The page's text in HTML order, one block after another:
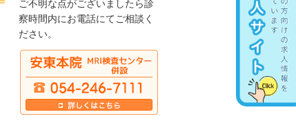
ご不明な点がございましたら診
察時間内にお電話にてご相談く
ださい。